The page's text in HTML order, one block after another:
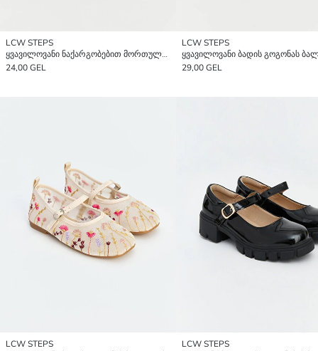
LCW STEPS
ყვავილოვანი ნაქარგობებით მორთული ბადის დეტალებიანი გოგონების ბალეტკები
24,00 GEL
LCW STEPS
ყვავილოვანი ბადის გოგონას
29,00 GEL
LCW STEPS
LCW STEPS